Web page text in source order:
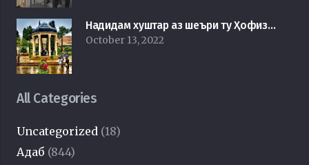
Надидам хуштар аз шеъри ту Ҳофиз…
October 13, 2022
All Categories
Uncategorized (18)
Адаб (844)